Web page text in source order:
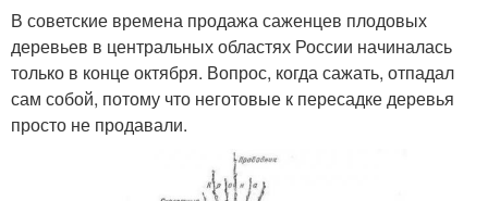
В советские времена продажа саженцев плодовых
деревьев в центральных областях России начиналась
только в конце октября. Вопрос, когда сажать, отпадал
сам собой, потому что неготовые к пересадке деревья
просто не продавали.